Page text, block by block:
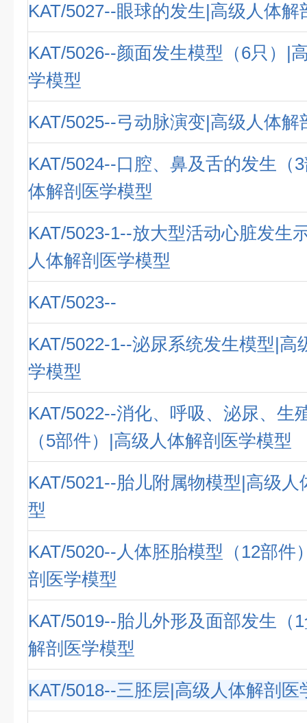
KAT/5027--眼球的发生|高级人体解
KAT/5026--颜面发生模型（6只）|
学模型
KAT/5025--弓动脉演变|高级人体解
KAT/5024--口腔、鼻及舌的发生（
体解剖医学模型
KAT/5023-1--放大型活动心脏发生
人体解剖医学模型
KAT/5023--
KAT/5022-1--泌尿系统发生模型|高
学模型
KAT/5022--消化、呼吸、泌尿、生
（5部件）|高级人体解剖医学模型
KAT/5021--胎儿附属物模型|高级人
型
KAT/5020--人体胚胎模型（12部件
剖医学模型
KAT/5019--胎儿外形及面部发生（
解剖医学模型
KAT/5018--三胚层|高级人体解剖医